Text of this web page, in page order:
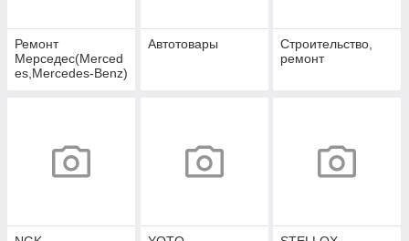
Ремонт
Мерседес(Merced
es,Mercedes-Benz)
Автотовары
Строительство,
ремонт